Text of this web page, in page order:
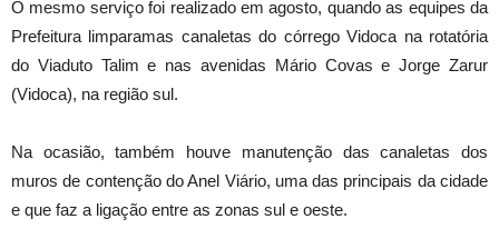
O mesmo serviço foi realizado em agosto, quando as equipes da
Prefeitura limparamas canaletas do córrego Vidoca na rotatória
do Viaduto Talim e nas avenidas Mário Covas e Jorge Zarur
(Vidoca), na região sul.
Na ocasião, também houve manutenção das canaletas dos
muros de contenção do Anel Viário, uma das principais da cidade
e que faz a ligação entre as zonas sul e oeste.